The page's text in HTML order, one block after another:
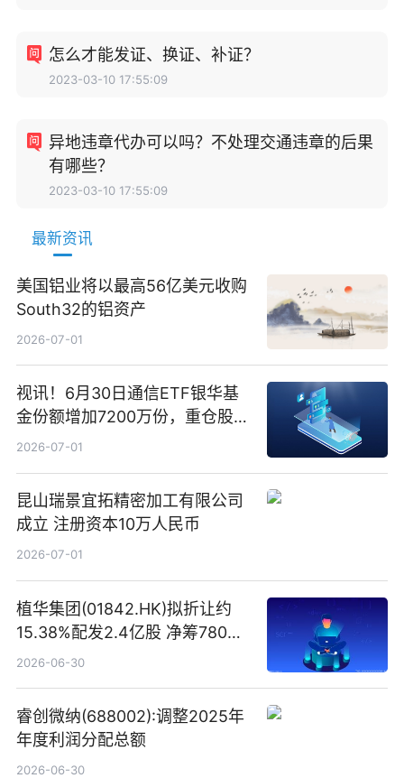
怎么才能发证、换证、补证？
2023-03-10 17:55:09
异地违章代办可以吗？不处理交通违章的后果
有哪些？
2023-03-10 17:55:09
最新资讯
美国铝业将以最高56亿美元收购
South32的铝资产
2026-07-01
视讯！6月30日通信ETF银华基
金份额增加7200万份，重仓股新
易盛、中际旭创、立讯精密
2026-07-01
昆山瑞景宜拓精密加工有限公司
成立 注册资本10万人民币
2026-07-01
植华集团(01842.HK)拟折让约
15.38%配发2.4亿股 净筹780万
港元
2026-06-30
睿创微纳(688002):调整2025年
年度利润分配总额
2026-06-30